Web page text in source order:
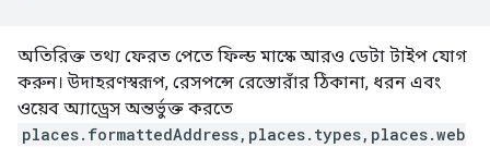
অতিরিক্ত তথ্য ফেরত পেতে ফিল্ড মাস্কে আরও ডেটা টাইপ যোগ
করুন। উদাহরণস্বরূপ, রেসপন্সে রেস্তোরাঁর ঠিকানা, ধরন এবং
ওয়েব অ্যাড্রেস অন্তর্ভুক্ত করতে
places.formattedAddress,places.types,places.web